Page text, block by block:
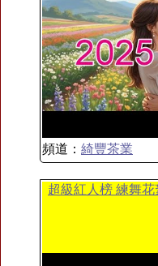
頻道： 綺豐茶業
超級紅人榜 練舞